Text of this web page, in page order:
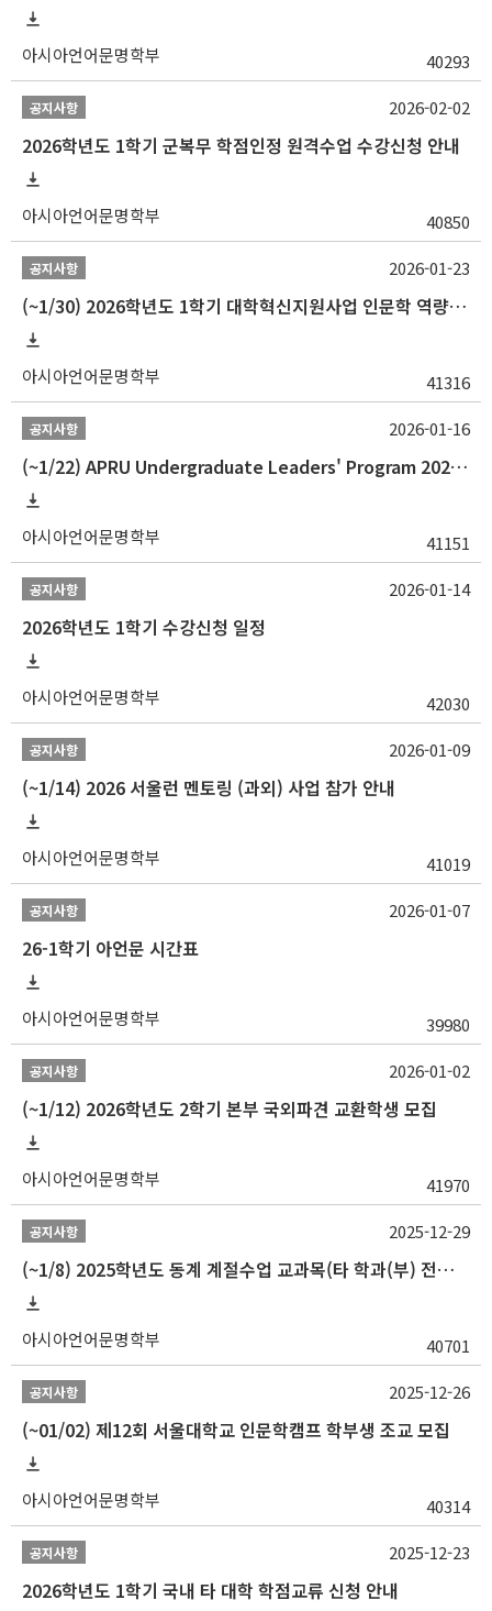
아시아언어문명학부 40293
공지사항
2026학년도 1학기 군복무 학점인정 원격수업 수강신청 안내
아시아언어문명학부 40850
2026-02-02
공지사항
(~1/30) 2026학년도 1학기 대학혁신지원사업 인문학 역량강화 학업지원금 지원 선발 안내(학·석·박사)
아시아언어문명학부 41316
2026-01-23
공지사항
(~1/22) APRU Undergraduate Leaders' Program 2026 프로그램 참가자 모집
아시아언어문명학부 41151
2026-01-16
공지사항
2026학년도 1학기 수강신청 일정
아시아언어문명학부 42030
2026-01-14
공지사항
(~1/14) 2026 서울런 멘토링 (과외) 사업 참가 안내
아시아언어문명학부 41019
2026-01-09
공지사항
26-1학기 아언문 시간표
아시아언어문명학부 39980
2026-01-07
공지사항
(~1/12) 2026학년도 2학기 본부 국외파견 교환학생 모집
아시아언어문명학부 41970
2026-01-02
공지사항
(~1/8) 2025학년도 동계 계절수업 교과목(타 학과(부) 전공 및 교양) 성적평가방법 선택제 신청 안내
아시아언어문명학부 40701
2025-12-29
공지사항
(~01/02) 제12회 서울대학교 인문학캠프 학부생 조교 모집
아시아언어문명학부 40314
2025-12-26
공지사항
2026학년도 1학기 국내 타 대학 학점교류 신청 안내
2025-12-23